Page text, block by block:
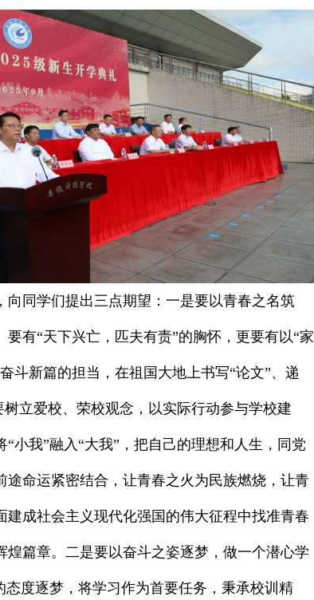
同学们提出三点期望：一是要以青春之名筑
有“天下兴亡，匹夫有责”的胸怀，更要有以“家
斗新篇的担当，在祖国大地上书写“论文”、递
树立爱校、荣校观念，以实际行动参与学校建
小我”融入“大我”，把自己的理想和人生，同党
途命运紧密结合，让青春之火为民族燃烧，让青
建成社会主义现代化强国的伟大征程中找准青春
煌篇章。二是要以奋斗之姿逐梦，做一个潜心学
态度逐梦，将学习作为首要任务，秉承校训精